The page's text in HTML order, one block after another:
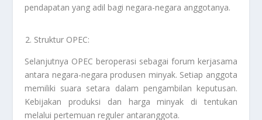
pendapatan yang adil bagi negara-negara anggotanya.
Struktur OPEC:
Selanjutnya OPEC beroperasi sebagai forum kerjasama
antara negara-negara produsen minyak. Setiap anggota
memiliki suara setara dalam pengambilan keputusan.
Kebijakan produksi dan harga minyak di tentukan
melalui pertemuan reguler antaranggota.